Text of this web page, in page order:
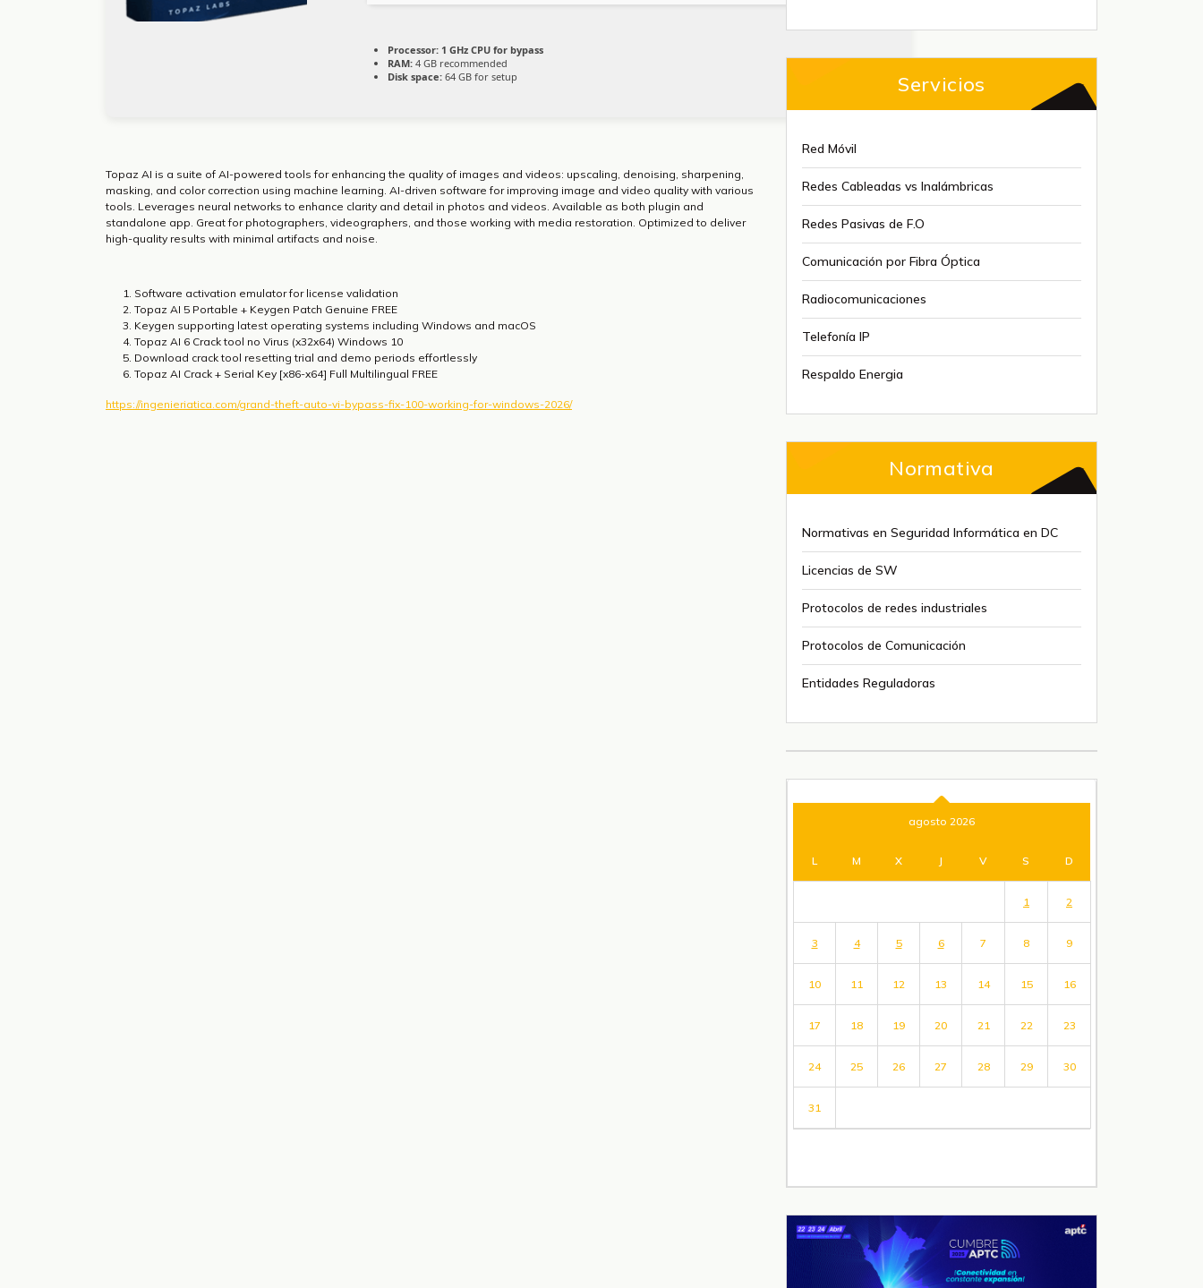
Processor: 1 GHz CPU for bypass
RAM: 4 GB recommended
Disk space: 64 GB for setup
Topaz AI is a suite of AI-powered tools for enhancing the quality of images and videos: upscaling, denoising, sharpening,
masking, and color correction using machine learning. AI-driven software for improving image and video quality with various
tools. Leverages neural networks to enhance clarity and detail in photos and videos. Available as both plugin and
standalone app. Great for photographers, videographers, and those working with media restoration. Optimized to deliver
high-quality results with minimal artifacts and noise.
Software activation emulator for license validation
Topaz AI 5 Portable + Keygen Patch Genuine FREE
Keygen supporting latest operating systems including Windows and macOS
Topaz AI 6 Crack tool no Virus (x32x64) Windows 10
Download crack tool resetting trial and demo periods effortlessly
Topaz AI Crack + Serial Key [x86-x64] Full Multilingual FREE
https://ingenieriatica.com/grand-theft-auto-vi-bypass-fix-100-working-for-windows-2026/
Servicios
Red Móvil
Redes Cableadas vs Inalámbricas
Redes Pasivas de F.O
Comunicación por Fibra Óptica
Radiocomunicaciones
Telefonía IP
Respaldo Energia
Normativa
Normativas en Seguridad Informática en DC
Licencias de SW
Protocolos de redes industriales
Protocolos de Comunicación
Entidades Reguladoras
agosto 2026
L M X J V S D
1 2
3 4 5 6 7 8 9
10 11 12 13 14 15 16
17 18 19 20 21 22 23
24 25 26 27 28 29 30
31